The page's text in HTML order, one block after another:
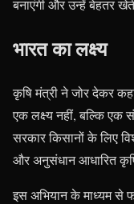
बनाएंगी और उन्हें बेहतर
भारत का लक्ष्य
कृषि मंत्री ने जोर देकर
एक लक्ष्य नहीं, बल्कि एक
सरकार किसानों के लिए
और अनुसंधान आधारित
इस अभियान के माध्यम से